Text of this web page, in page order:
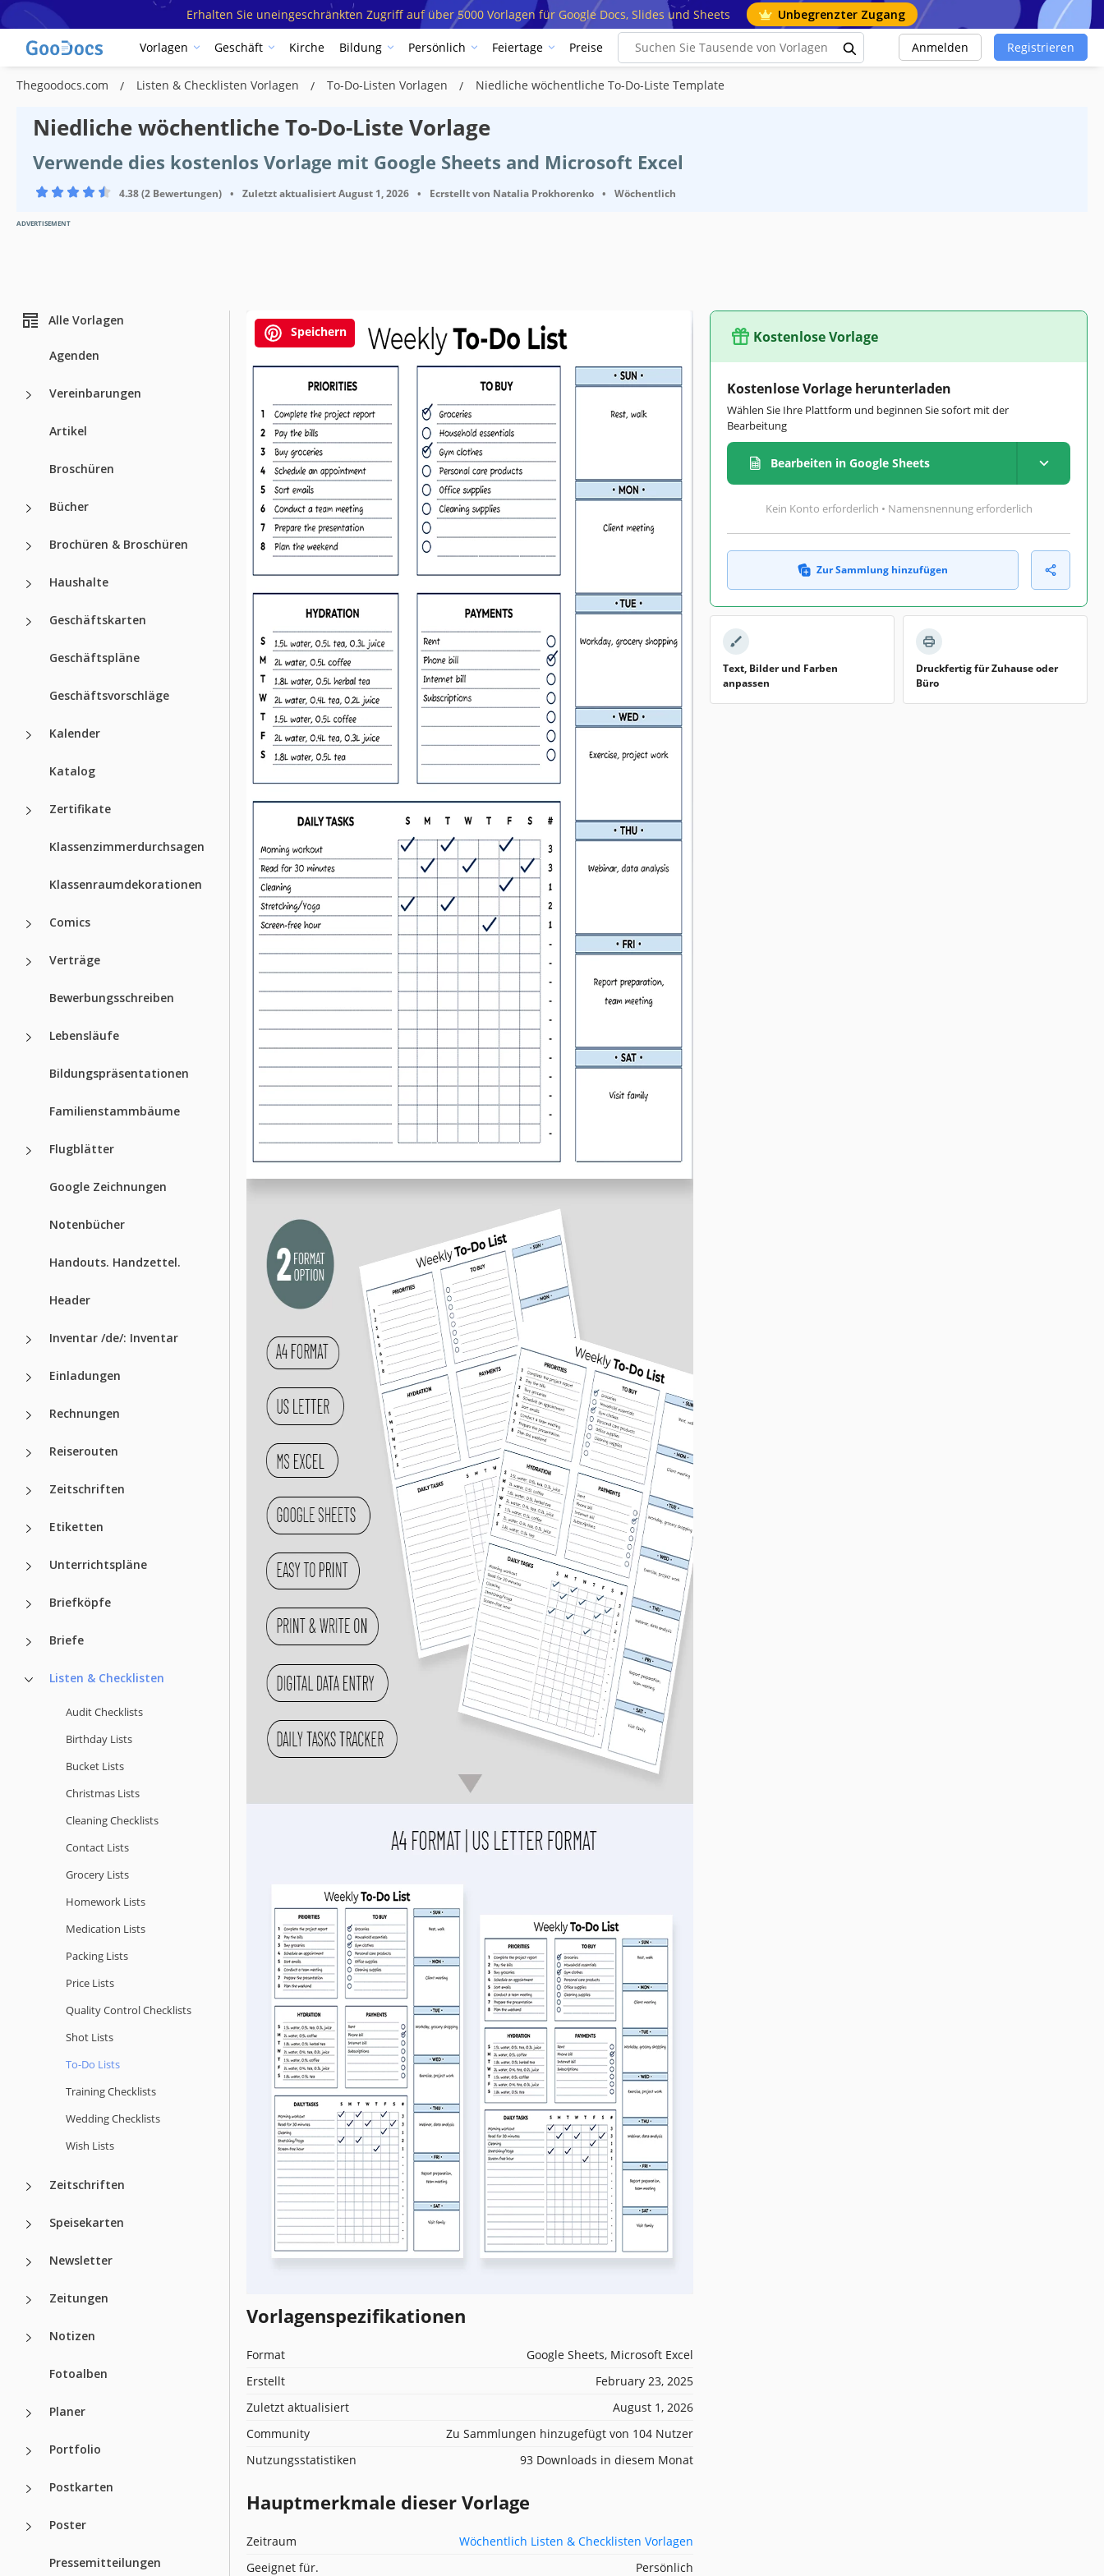
Erhalten Sie uneingeschränkten Zugriff auf über 5000 Vorlagen für Google Docs, Slides und Sheets Unbegrenzter Zugang
Vorlagen Geschäft Kirche Bildung Persönlich Feiertage Preise Anmelden Registrieren
Thegoodocs.com Listen & Checklisten Vorlagen To-Do-Listen Vorlagen Niedliche wöchentliche To-Do-Liste Template
Niedliche wöchentliche To-Do-Liste Vorlage
Verwende dies kostenlos Vorlage mit Google Sheets and Microsoft Excel
4.38 (2 Bewertungen) • Zuletzt aktualisiertAugust 1, 2026 • Ecrstellt von Natalia Prokhorenko • Wöchentlich
ADVERTISEMENT
Alle Vorlagen
Agenden
Vereinbarungen
Artikel
Broschüren
Bücher
Brochüren & Broschüren
Haushalte
Geschäftskarten
Geschäftspläne
Geschäftsvorschläge
Kalender
Katalog
Zertifikate
Klassenzimmerdurchsagen
Klassenraumdekorationen
Comics
Verträge
Bewerbungsschreiben
Lebensläufe
Bildungspräsentationen
Familienstammbäume
Flugblätter
Google Zeichnungen
Notenbücher
Handouts. Handzettel.
Header
Inventar /de/: Inventar
Einladungen
Rechnungen
Reiserouten
Zeitschriften
Etiketten
Unterrichtspläne
Briefköpfe
Briefe
Listen & Checklisten
Audit Checklists
Birthday Lists
Bucket Lists
Christmas Lists
Cleaning Checklists
Contact Lists
Grocery Lists
Homework Lists
Medication Lists
Packing Lists
Price Lists
Quality Сontrol Checklists
Shot Lists
To-Do Lists
Training Checklists
Wedding Checklists
Wish Lists
Zeitschriften
Speisekarten
Newsletter
Zeitungen
Notizen
Fotoalben
Planer
Portfolio
Postkarten
Poster
Pressemitteilungen
Speichern
Vorlagenspezifikationen
Format
Google Sheets, Microsoft Excel
Erstellt
February 23, 2025
Zuletzt aktualisiert
August 1, 2026
Community
Zu Sammlungen hinzugefügt von 104 Nutzer
Nutzungsstatistiken
93 Downloads in diesem Monat
Hauptmerkmale dieser Vorlage
Zeitraum
Wöchentlich Listen & Checklisten Vorlagen
Geeignet für.
Persönlich
Kostenlose Vorlage
Kostenlose Vorlage herunterladen
Wählen Sie Ihre Plattform und beginnen Sie sofort mit der
Bearbeitung
Bearbeiten in Google Sheets
Kein Konto erforderlich • Namensnennung erforderlich
Zur Sammlung hinzufügen
Text, Bilder und Farben
anpassen
Druckfertig für Zuhause oder
Büro